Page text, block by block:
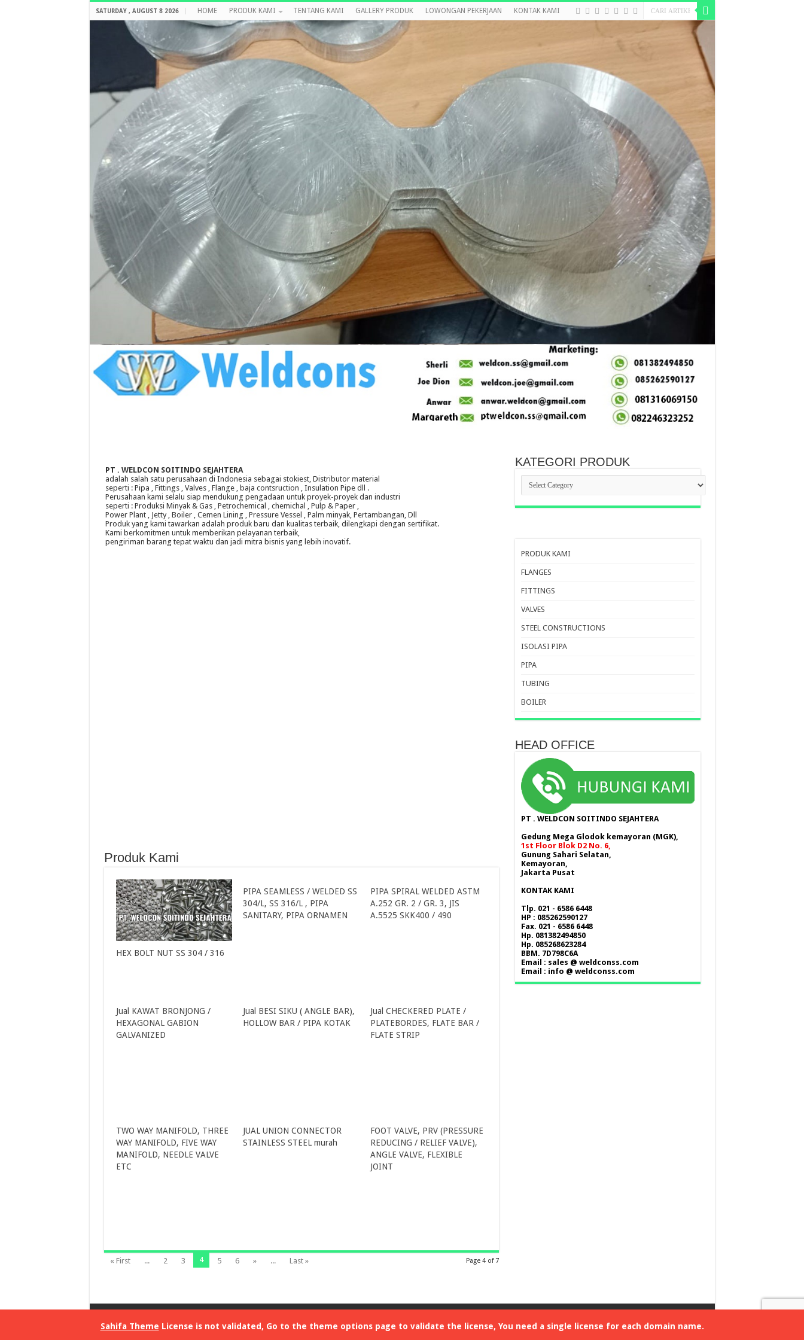
SATURDAY , AUGUST 8 2026 HOME PRODUK KAMI TENTANG KAMI GALLERY PRODUK LOWONGAN PEKERJAAN KONTAK KAMI
PT . WELDCON SOITINDO SEJAHTERA
adalah salah satu perusahaan di Indonesia sebagai stokiest, Distributor material
seperti : Pipa , Fittings , Valves , Flange , baja contsruction , Insulation Pipe dll .
Perusahaan kami selalu siap mendukung pengadaan untuk proyek-proyek dan industri
seperti : Produksi Minyak & Gas , Petrochemical , chemichal , Pulp & Paper ,
Power Plant , Jetty , Boiler , Cemen Lining , Pressure Vessel , Palm minyak, Pertambangan, Dll
Produk yang kami tawarkan adalah produk baru dan kualitas terbaik, dilengkapi dengan sertifikat.
Kami berkomitmen untuk memberikan pelayanan terbaik,
pengiriman barang tepat waktu dan jadi mitra bisnis yang lebih inovatif.
Produk Kami
HEX BOLT NUT SS 304 / 316
PIPA SEAMLESS / WELDED SS
304/L, SS 316/L , PIPA
SANITARY, PIPA ORNAMEN
PIPA SPIRAL WELDED ASTM
A.252 GR. 2 / GR. 3, JIS
A.5525 SKK400 / 490
Jual KAWAT BRONJONG /
HEXAGONAL GABION
GALVANIZED
Jual BESI SIKU ( ANGLE BAR),
HOLLOW BAR / PIPA KOTAK
Jual CHECKERED PLATE /
PLATEBORDES, FLATE BAR /
FLATE STRIP
TWO WAY MANIFOLD, THREE
WAY MANIFOLD, FIVE WAY
MANIFOLD, NEEDLE VALVE
ETC
JUAL UNION CONNECTOR
STAINLESS STEEL murah
FOOT VALVE, PRV (PRESSURE
REDUCING / RELIEF VALVE),
ANGLE VALVE, FLEXIBLE
JOINT
Page 4 of 7
« First ... 2 3 4 5 6 » ... Last »
KATEGORI PRODUK
KATEGORI
PRODUK
PRODUK KAMI
FLANGES
FITTINGS
VALVES
STEEL CONSTRUCTIONS
ISOLASI PIPA
PIPA
TUBING
BOILER
HEAD OFFICE
PT . WELDCON SOITINDO SEJAHTERA
Gedung Mega Glodok kemayoran (MGK),
1st Floor Blok D2 No. 6,
Gunung Sahari Selatan,
Kemayoran,
Jakarta Pusat
KONTAK KAMI
Tlp. 021 - 6586 6448
HP : 085262590127
Fax. 021 - 6586 6448
Hp. 081382494850
Hp. 085268623284
BBM. 7D798C6A
Email : sales @ weldconss.com
Email : info @ weldconss.com
© Copyright 2015, PT . WELDCON SOITINDO SEJAHTERA All Rights Reserved
Sahifa Theme License is not validated, Go to the theme options page to validate the license, You need a single license for each domain name.